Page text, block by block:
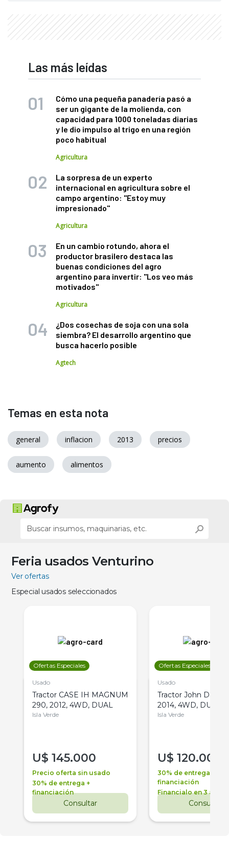
Las más leídas
Cómo una pequeña panadería pasó a
ser un gigante de la molienda, con
capacidad para 1000 toneladas diarias
y le dio impulso al trigo en una región
poco habitual
Agricultura
La sorpresa de un experto
internacional en agricultura sobre el
campo argentino: "Estoy muy
impresionado"
Agricultura
En un cambio rotundo, ahora el
productor brasilero destaca las
buenas condiciones del agro
argentino para invertir: "Los veo más
motivados"
Agricultura
¿Dos cosechas de soja con una sola
siembra? El desarrollo argentino que
busca hacerlo posible
Agtech
Temas en esta nota
general inflacion 2013 precios
aumento alimentos
Feria usados Venturino
Ver ofertas
Especial usados seleccionados
Ofertas Especiales
Usado
Tractor CASE IH MAGNUM
290, 2012, 4WD, DUAL
Isla Verde
U$ 145.000
Precio oferta sin usado
30% de entrega +
financiación
Consultar
Ofertas Especiales
Usado
Tractor John Deere
2014, 4WD, DUAL
Isla Verde
U$ 120.000
30% de entrega +
financiación
Financialo en 3 años
Consultar